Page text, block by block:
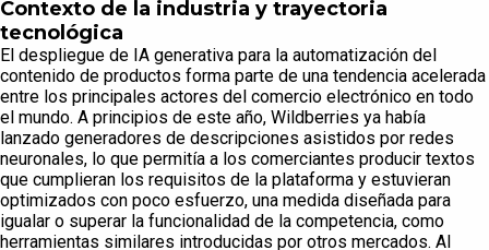
Contexto de la industria y trayectoria
tecnológica
El despliegue de IA generativa para la automatización del
contenido de productos forma parte de una tendencia acelerada
entre los principales actores del comercio electrónico en todo
el mundo. A principios de este año, Wildberries ya había
lanzado generadores de descripciones asistidos por redes
neuronales, lo que permitía a los comerciantes producir textos
que cumplieran los requisitos de la plataforma y estuvieran
optimizados con poco esfuerzo, una medida diseñada para
igualar o superar la funcionalidad de la competencia, como
herramientas similares introducidas por otros mercados. Al